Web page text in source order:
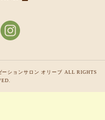
ーションサロン オリーブ ALL RIGHTS